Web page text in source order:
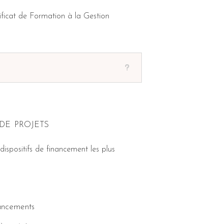
de Formation à la Gestion
projets
de financement les plus